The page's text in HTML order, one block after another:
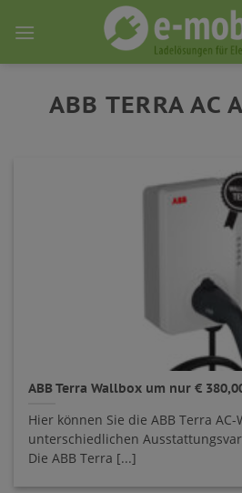
ABB TERRA AC
ABB Terra Wallbox um nur €
Hier können Sie die ABB Terra AC-
unterschiedlichen
Die ABB Terra [...]